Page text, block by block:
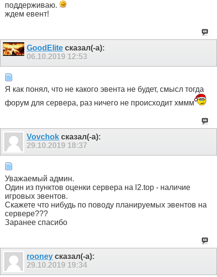
поддерживаю.
ждем евент!
GoodElite сказал(-а):
06.10.2019 12:53
Я как понял, что не какого эвента не будет, смысл тогда
форум для сервера, раз ничего не происходит хммм
Vovchok сказал(-а):
29.10.2019 18:37
Уважаемый админ.
Один из пунктов оценки сервера на l2.top - наличие
игровых эвентов.
Скажете что нибудь по поводу планируемых эвентов на
сервере???
Заранее спасибо
rooney сказал(-а):
29.10.2019 19:34